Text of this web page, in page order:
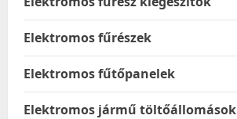
Elektromos fűrészek
Elektromos fűtőpanelek
Elektromos jármű töltőállomások